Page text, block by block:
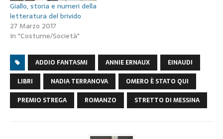
Giallo, storia e numeri della
letteratura del brivido
27 Marzo 2017
In "Costume/Società"
ADDIO FANTASMI ANNIE ERNAUX
EINAUDI
LIBRI
NADIA TERRANOVA
OMERO È STATO QUI
PREMIO STREGA
ROMANZO STRETTO DI MESSINA